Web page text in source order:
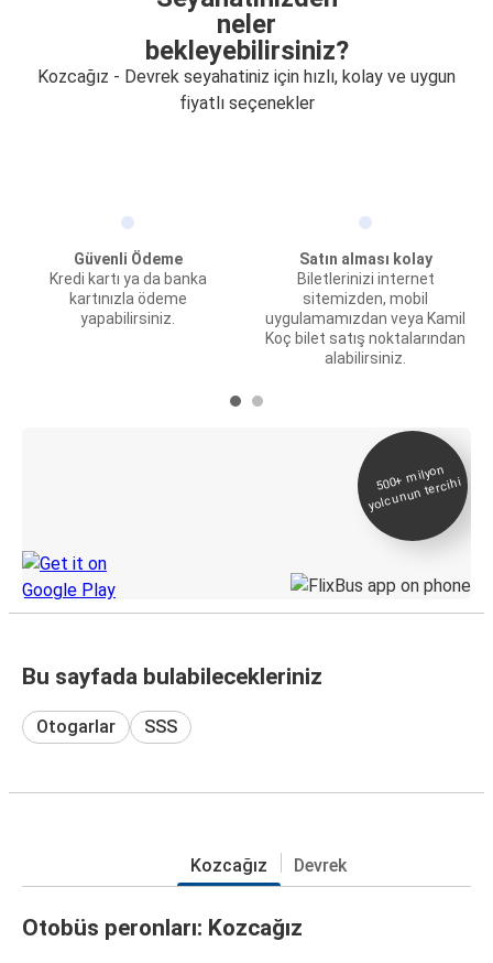
neler
bekleyebilirsiniz?
Kozcağız - Devrek seyahatiniz için hızlı, kolay ve uygun
fiyatlı seçenekler
Güvenli Ödeme
Kredi kartı ya da banka
kartınızla ödeme
yapabilirsiniz.
Satın alması kolay
Biletlerinizi internet
sitemizden, mobil
uygulamamızdan veya Kamil
Koç bilet satış noktalarından
alabilirsiniz.
500+
milyon
yolcunun tercihi
Bu sayfada bulabilecekleriniz
Otogarlar SSS
Kozcağız Devrek
Otobüs peronları: Kozcağız